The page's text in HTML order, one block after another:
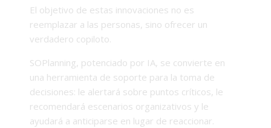
El objetivo de estas innovaciones no es
reemplazar a las personas, sino ofrecer un
verdadero copiloto.
SOPlanning, potenciado por IA, se convierte en
una herramienta de soporte para la toma de
decisiones: le alertará sobre puntos críticos, le
recomendará escenarios organizativos y le
ayudará a anticiparse en lugar de reaccionar.